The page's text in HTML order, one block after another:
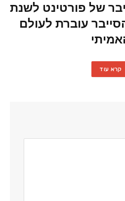
של פורטינט לשנת
הסייבר עוברת לעולם
קרא עוד